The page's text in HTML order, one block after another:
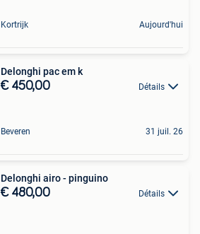
Kortrijk Aujourd'hui
Delonghi pac em k
€ 450,00 Détails
Beveren 31 juil. 26
Delonghi airo - pinguino
€ 480,00 Détails